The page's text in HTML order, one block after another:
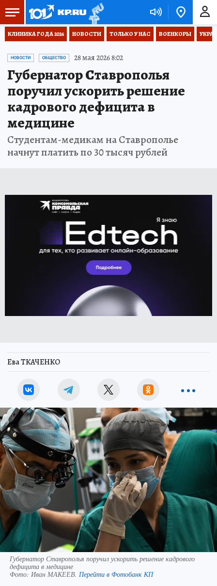
КЛИНИКА ГОДА 2026 НОВОСТИ ТОЛЬКО У НАС ВОЕНКОРЫ
НОВОСТИ ОБЩЕСТВО 28 мая 2026 8:02
Губернатор Ставрополья
поручил ускорить решение
кадрового дефицита в
медицине
Студентам-медикам на Ставрополье
начнут платить по 30 тысяч рублей
Ева ТКАЧЕНКО
Губернатор Ставрополья поручил ускорить решение кадрового
дефицита в медицине
Фото: Иван МАКЕЕВ. Перейти в Фотобанк КП